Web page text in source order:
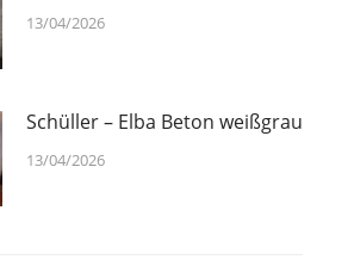
13/04/2026
Schüller – Elba Beton weißgrau
13/04/2026